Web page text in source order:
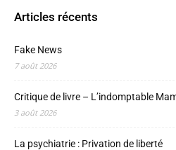
Articles récents
Fake News
7 août 2026
Critique de livre – L’indomptable
3 août 2026
La psychiatrie : Privation de liberté